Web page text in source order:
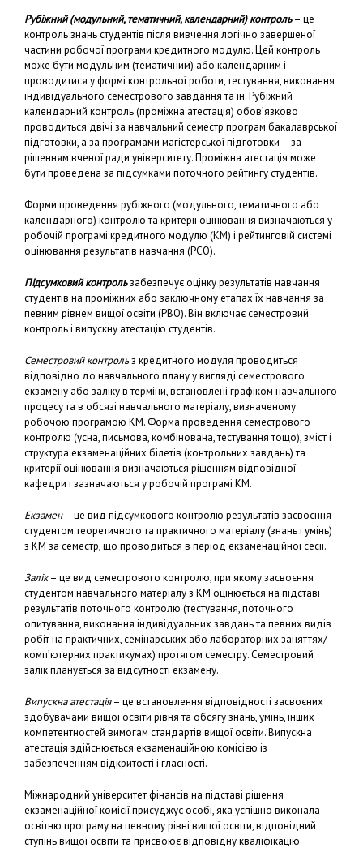
Рубіжний (модульний, тематичний, календарний) контроль– це
контроль знань студентів після вивчення логічно завершеної
частини робочої програми кредитного модулю. Цей контроль
може бути модульним (тематичним) або календарним і
проводитися у формі контрольної роботи, тестування, виконання
індивідуального семестрового завдання та ін. Рубіжний
календарний контроль (проміжна атестація) обов’язково
проводиться двічі за навчальний семестр програм бакалаврської
підготовки, а за програмами магістерської підготовки – за
рішенням вченої ради університету. Проміжна атестація може
бути проведена за підсумками поточного рейтингу студентів.
Форми проведення рубіжного (модульного, тематичного або
календарного) контролю та критерії оцінювання визначаються у
робочій програмі кредитного модулю (КМ) і рейтинговій системі
оцінювання результатів навчання (РСО).
Підсумковий контрользабезпечує оцінку результатів навчання
студентів на проміжних або заключному етапах їх навчання за
певним рівнем вищої освіти (РВО). Він включає семестровий
контроль і випускну атестацію студентів.
Семестровий контрольз кредитного модуля проводиться
відповідно до навчального плану у вигляді семестрового
екзамену або заліку в терміни, встановлені графіком навчального
процесу та в обсязі навчального матеріалу, визначеному
робочою програмою КМ. Форма проведення семестрового
контролю (усна, письмова, комбінована, тестування тощо), зміст і
структура екзаменаційних білетів (контрольних завдань) та
критерії оцінювання визначаються рішенням відповідної
кафедри і зазначаються у робочій програмі КМ.
Екзамен– це вид підсумкового контролю результатів засвоєння
студентом теоретичного та практичного матеріалу (знань і умінь)
з КМ за семестр, що проводиться в період екзаменаційної сесії.
Залік– це вид семестрового контролю, при якому засвоєння
студентом навчального матеріалу з КМ оцінюється на підставі
результатів поточного контролю (тестування, поточного
опитування, виконання індивідуальних завдань та певних видів
робіт на практичних, семінарських або лабораторних заняттях/
комп’ютерних практикумах) протягом семестру. Семестровий
залік планується за відсутності екзамену.
Випускна атестація– це встановлення відповідності засвоєних
здобувачами вищої освіти рівня та обсягу знань, умінь, інших
компетентностей вимогам стандартів вищої освіти. Випускна
атестація здійснюється екзаменаційною комісією із
забезпеченням відкритості і гласності.
Міжнародний університет фінансів на підставі рішення
екзаменаційної комісії присуджує особі, яка успішно виконала
освітню програму на певному рівні вищої освіти, відповідний
ступінь вищої освіти та присвоює відповідну кваліфікацію.